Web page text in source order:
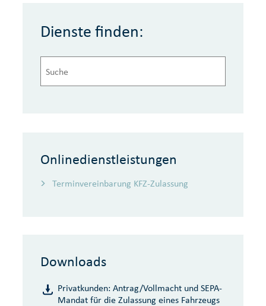
Dienste finden:
Onlinedienstleistungen
Terminvereinbarung KFZ-Zulassung
Downloads
Privatkunden: Antrag/Vollmacht und SEPA-
Mandat für die Zulassung eines Fahrzeugs